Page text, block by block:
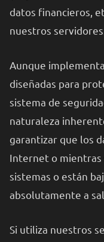
datos financieros,
nuestros servidores.
Aunque
diseñadas para
sistema de
naturaleza
garantizar que los
Internet o mientras
sistemas o están
absolutamente a
Si utiliza nuestros